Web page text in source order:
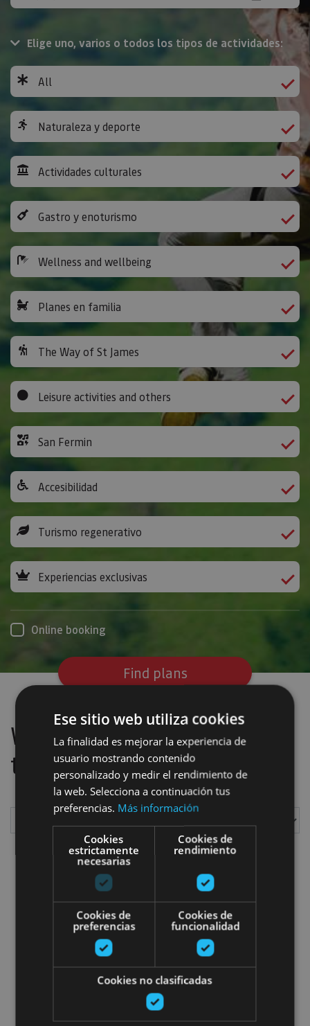
Elige uno, varios o todos los tipos de actividades:
All
Naturaleza y deporte
Actividades culturales
Gastro y enoturismo
Wellness and wellbeing
Planes en familia
The Way of St James
Leisure activities and others
San Fermin
Accesibilidad
Turismo regenerativo
Experiencias exclusivas
Online booking
Find plans
We have located2plans
to do
Guided mountain bike route in
01 ENE - 31 DIC
Ese sitio web utiliza cookies
La finalidad es mejorar la experiencia de
usuario mostrando contenido
personalizado y medir el rendimiento de
la web. Selecciona a continuación tus
preferencias. Más información
Cookies
estrictamente
necesarias
Cookies de
rendimiento
Cookies de
preferencias
Cookies de
funcionalidad
Cookies no clasificadas